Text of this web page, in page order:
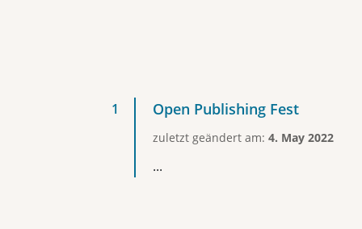
Open Publishing Fest
zuletzt geändert am: 4. May 2022
...